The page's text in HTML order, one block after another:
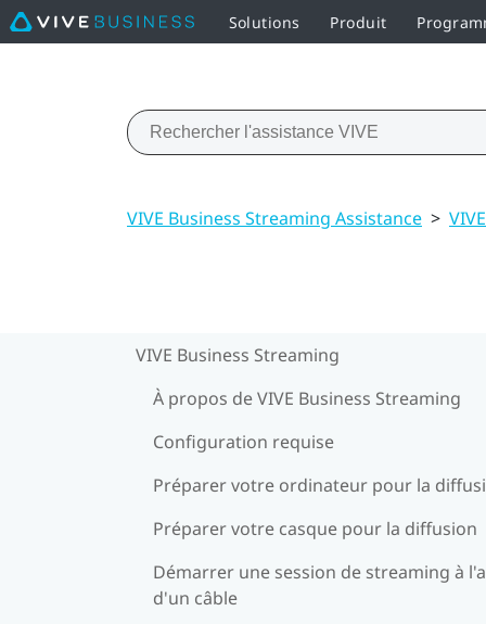
Solutions Produit
VIVE Business Streaming Assistance >
VIVE Business Streaming
À propos de VIVE Business Streaming
Configuration requise
Préparer votre ordinateur pour la
Préparer votre casque pour la diffusion
Démarrer une session de streaming à
d'un câble